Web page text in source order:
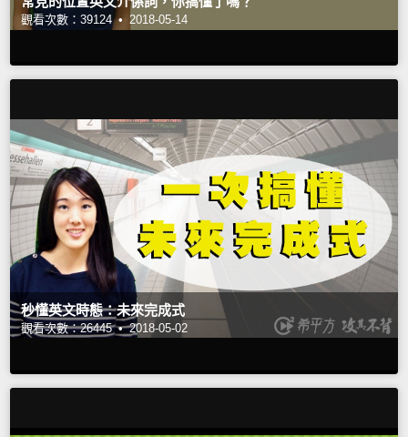
觀看次數：39124 • 2018-05-14
秒懂英文時態：未來完成式
觀看次數：26445 • 2018-05-02